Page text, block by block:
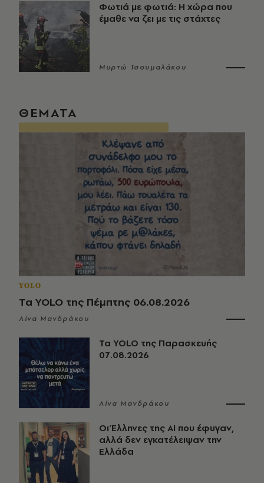
Φωτιά με φωτιά: Η χώρα που
έμαθε να ζει με τις στάχτες
Μυρτώ Τσουμαλάκου
ΘΕΜΑΤΑ
YOLO
Τα YOLO της Πέμπτης 06.08.2026
Λίνα Μανδράκου
Τα YOLO της Παρασκευής
07.08.2026
Λίνα Μανδράκου
Οι Έλληνες της ΑΙ που έφυγαν,
αλλά δεν εγκατέλειψαν την
Ελλάδα